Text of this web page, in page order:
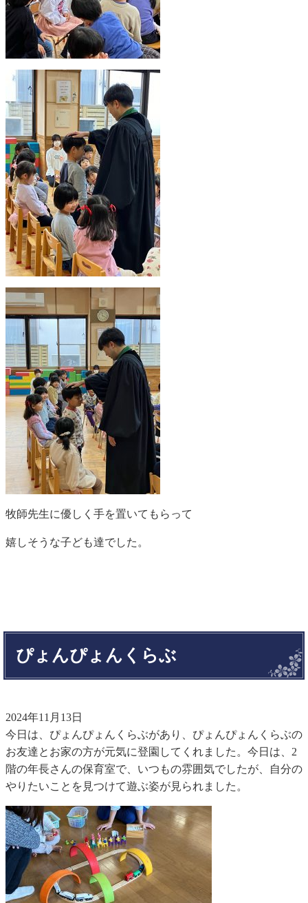
牧師先生に優しく手を置いてもらって
嬉しそうな子ども達でした。
ぴょんぴょんくらぶ
2024年11月13日
今日は、ぴょんぴょんくらぶがあり、ぴょんぴょんくらぶの
お友達とお家の方が元気に登園してくれました。今日は、2
階の年長さんの保育室で、いつもの雰囲気でしたが、自分の
やりたいことを見つけて遊ぶ姿が見られました。